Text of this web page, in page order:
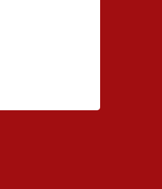
كيف يتم فهم